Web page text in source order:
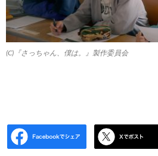
(C)『さっちゃん、僕は。』製作委員会